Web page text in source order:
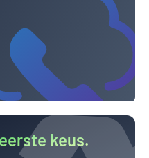
keus.